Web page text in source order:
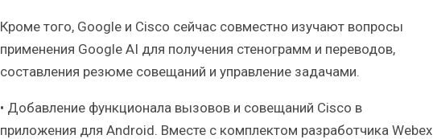
Кроме того, Google и Cisco сейчас совместно изучают вопросы
применения Google AI для получения стенограмм и переводов,
составления резюме совещаний и управление задачами.
• Добавление функционала вызовов и совещаний Cisco в
приложения для Android. Вместе с комплектом разработчика Webex